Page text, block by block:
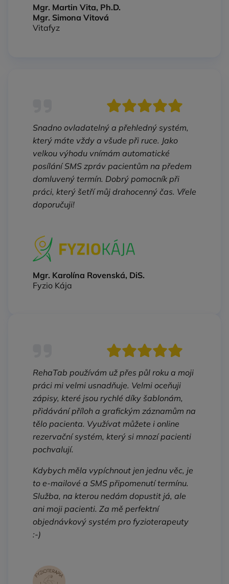
Mgr. Martin Vita, Ph.D.
Mgr. Simona Vitová
Vitafyz
Snadno ovladatelný a přehledný systém,
který máte vždy a všude při ruce. Jako
velkou výhodu vnímám automatické
posílání SMS zpráv pacientům na předem
domluvený termín. Dobrý pomocník při
práci, který šetří můj drahocenný čas. Vřele
doporučuji!
Mgr. Karolína Rovenská, DiS.
Fyzio Kája
RehaTab používám už přes půl roku a moji
práci mi velmi usnadňuje. Velmi oceňuji
zápisy, které jsou rychlé díky šablonám,
přidávání příloh a grafickým záznamům na
tělo pacienta. Využívat můžete i online
rezervační systém, který si mnozí pacienti
pochvalují.
Kdybych měla vypíchnout jen jednu věc, je
to e‑mailové a SMS připomenutí termínu.
Služba, na kterou nedám dopustit já, ale
ani moji pacienti. Za mě perfektní
objednávkový systém pro fyzioterapeuty
:-)